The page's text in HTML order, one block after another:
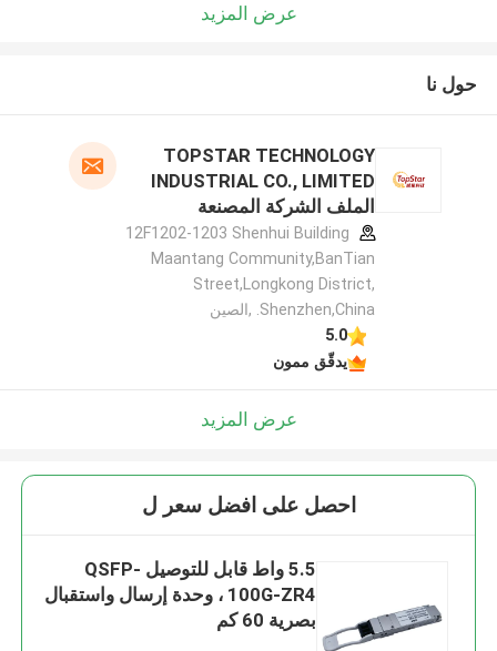
عرض المزيد
حول نا
TOPSTAR TECHNOLOGY
INDUSTRIAL CO., LIMITED
الملف الشركة المصنعة
12F1202-1203 Shenhui Building
Maantang Community,BanTian
Street,Longkong District,
Shenzhen,China. ,الصين
5.0
يدقّق ممون
عرض المزيد
احصل على افضل سعر ل
5.5 واط قابل للتوصيل QSFP-
100G-ZR4 ، وحدة إرسال واستقبال
بصرية 60 كم